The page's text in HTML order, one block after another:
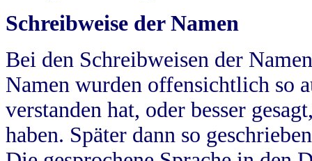
Schreibweise der Namen
Bei den Schreibweisen der
Namen wurden offensichtlich so
verstanden hat, oder besser
haben. Später dann so